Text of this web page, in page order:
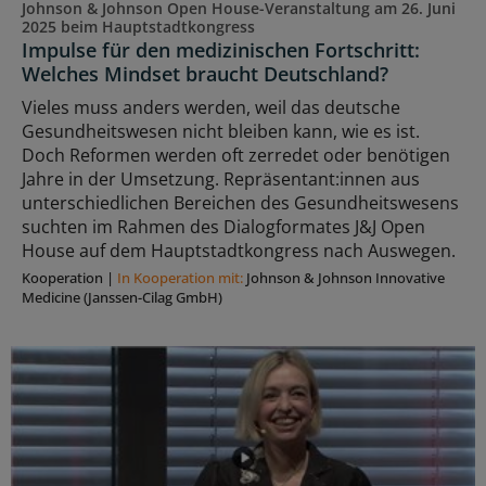
Johnson & Johnson Open House-Veranstaltung am 26. Juni
2025 beim Hauptstadtkongress
Impulse für den medizinischen Fortschritt:
Welches Mindset braucht Deutschland?
Vieles muss anders werden, weil das deutsche
Gesundheitswesen nicht bleiben kann, wie es ist.
Doch Reformen werden oft zerredet oder benötigen
Jahre in der Umsetzung. Repräsentant:innen aus
unterschiedlichen Bereichen des Gesundheitswesens
suchten im Rahmen des Dialogformates J&J Open
House auf dem Hauptstadtkongress nach Auswegen.
Kooperation | In Kooperation mit: Johnson & Johnson Innovative
Medicine (Janssen-Cilag GmbH)